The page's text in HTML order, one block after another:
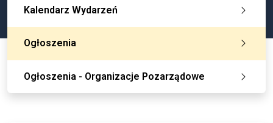
Kalendarz Wydarzeń
Ogłoszenia
Ogłoszenia - Organizacje Pozarządowe